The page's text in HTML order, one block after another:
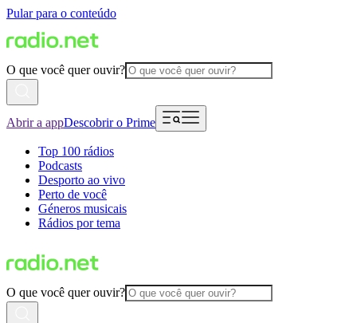
Pular para o conteúdo
O que você quer ouvir?
Abrir a appDescobrir o Prime
Top 100 rádios
Podcasts
Desporto ao vivo
Perto de você
Géneros musicais
Rádios por tema
O que você quer ouvir?